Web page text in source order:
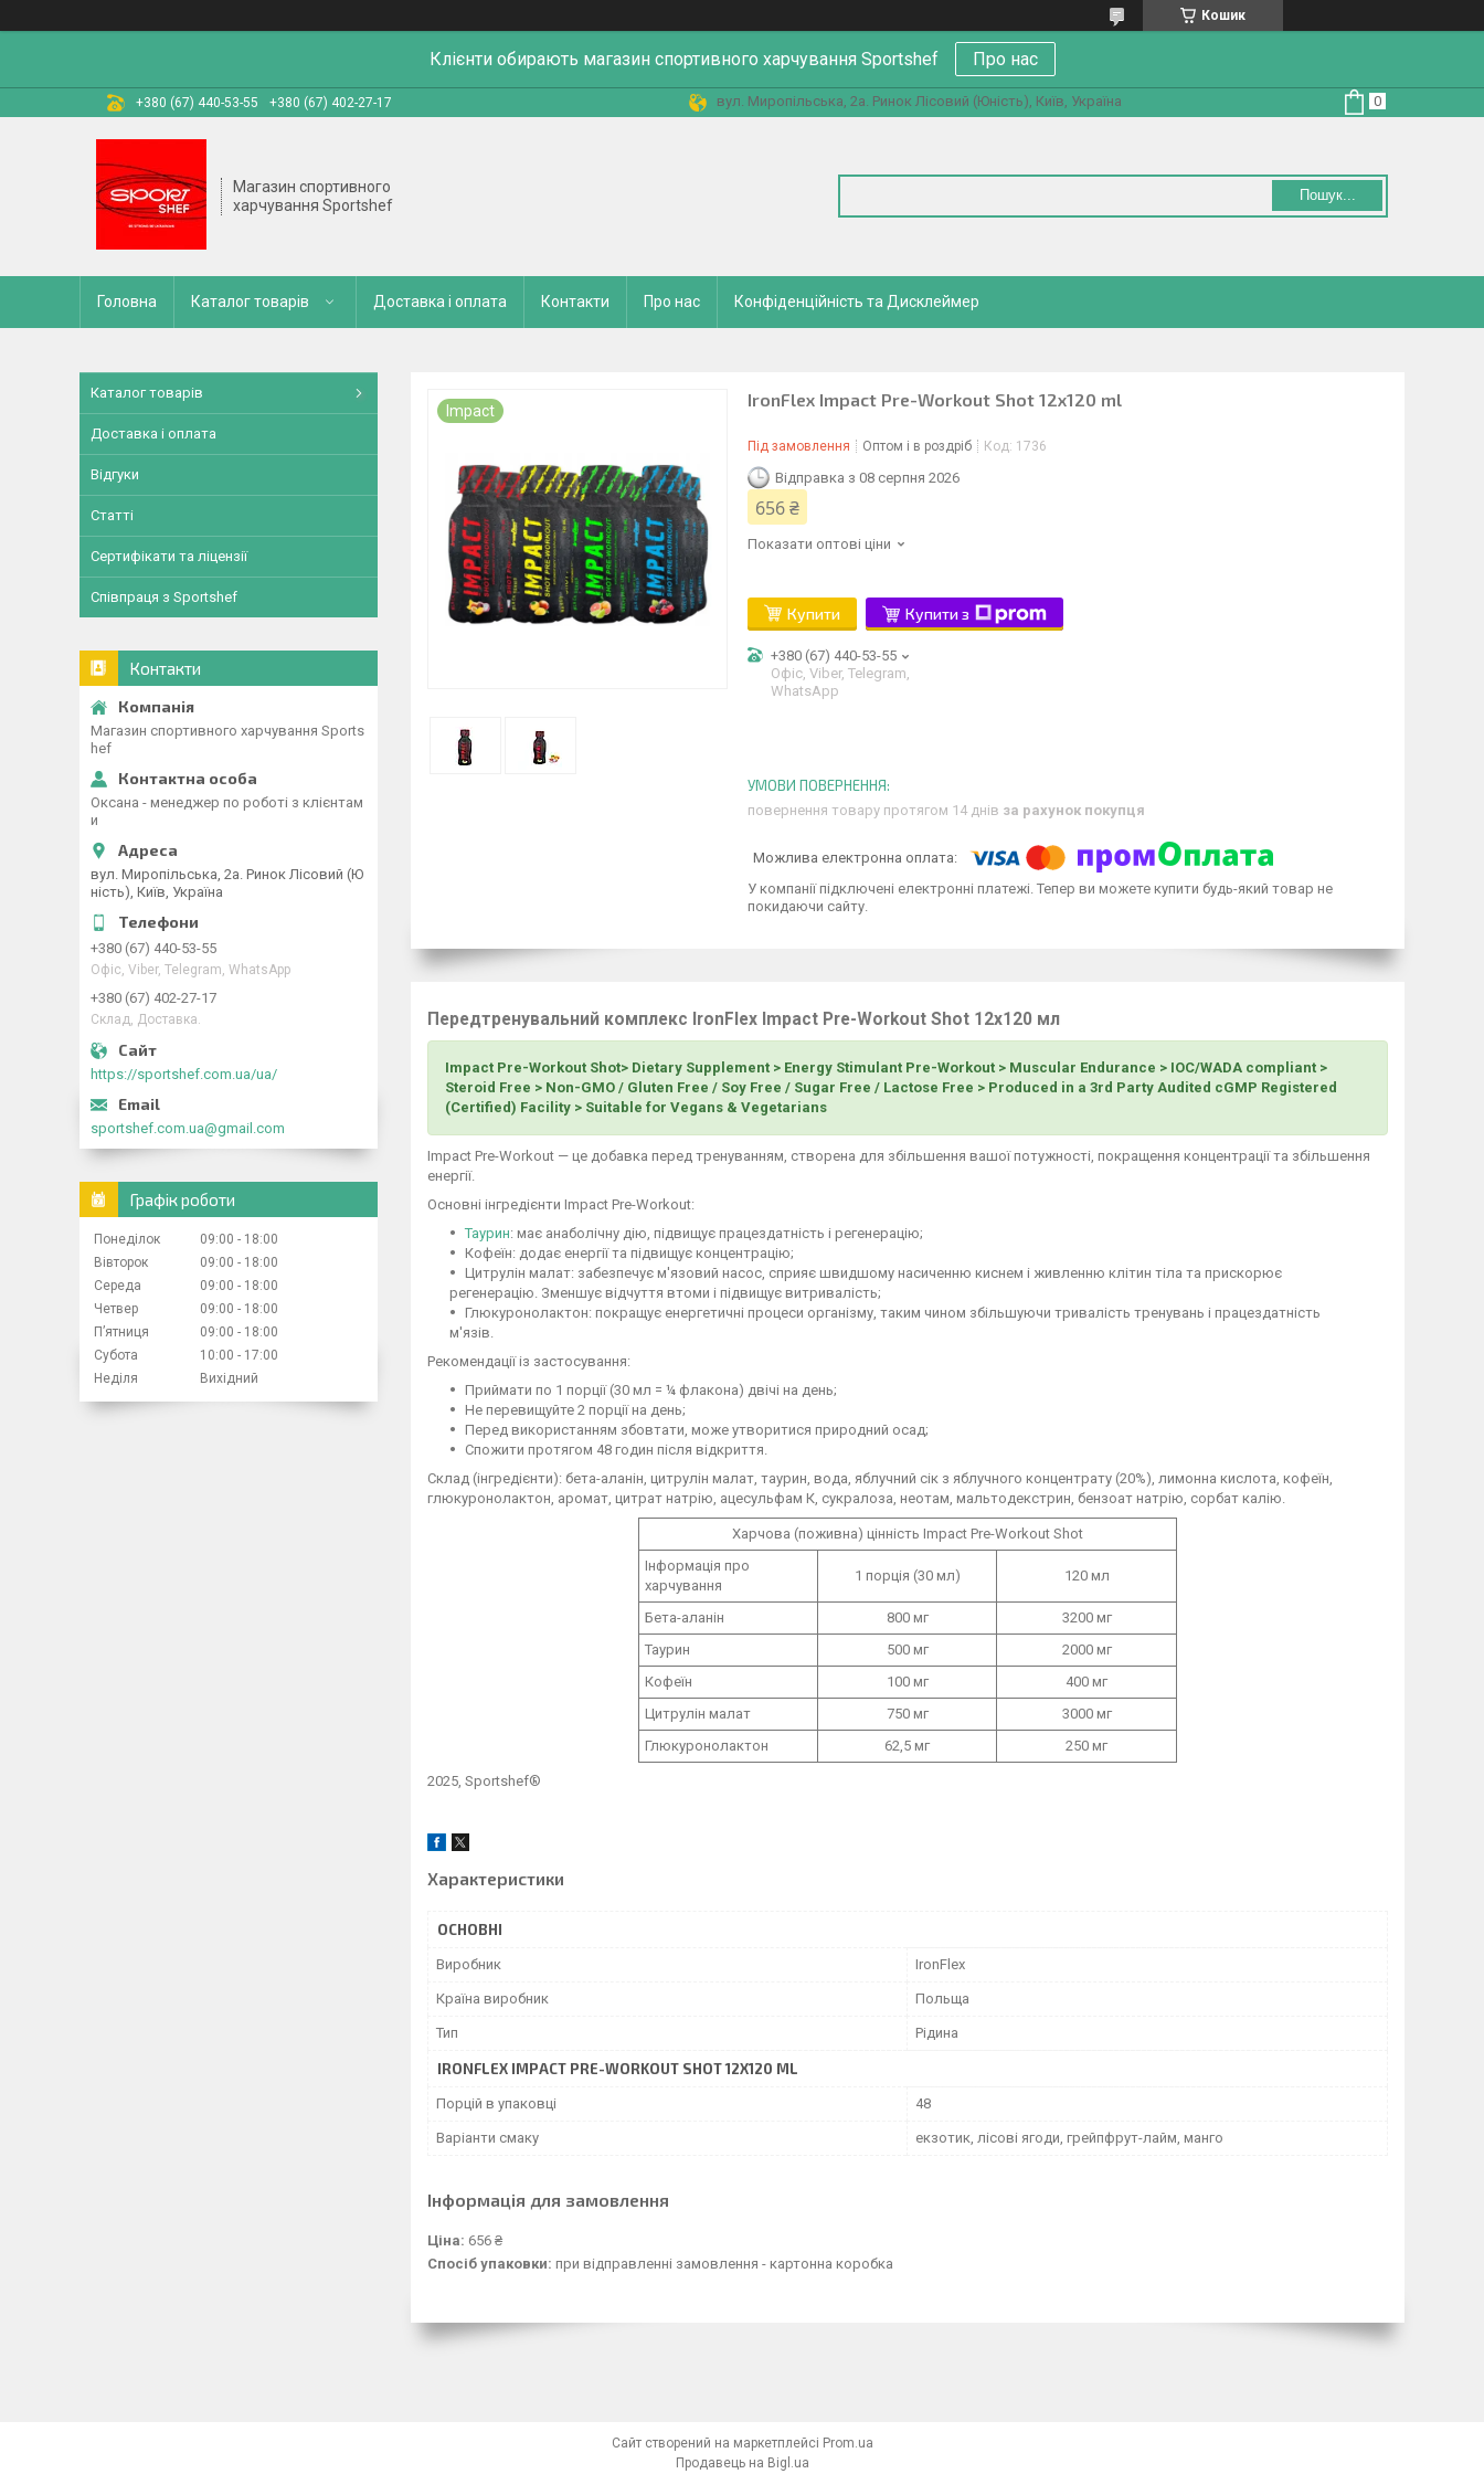
Кошик
Клієнти обирають магазин спортивного харчування Sportshef Про нас
+380 (67) 440-53-55 +380 (67) 402-27-17 вул. Миропільська, 2а. Ринок Лісовий (Юність), Київ, Україна
Магазин спортивного
харчування Sportshef
Пошук...
Головна Каталог товарів Доставка і оплата Контакти Про нас Конфіденційність та Дисклеймер
Impact
IronFlex Impact Pre-Workout Shot 12х120 ml
Під замовлення Оптом і в роздріб Код: 1736
Відправка з 08 серпня 2026
656 ₴
Показати оптові ціни
Купити Купити з
+380 (67) 440-53-55
Офіс, Viber, Telegram,
WhatsApp
повернення товару протягом 14 днів за рахунок покупця
У компанії підключені електронні платежі. Тепер ви можете купити будь-який товар не
покидаючи сайту.
Передтренувальний комплекс IronFlex Impact Pre-Workout Shot 12х120 мл
Impact Pre-Workout Shot> Dietary Supplement > Energy Stimulant Pre-Workout > Muscular Endurance > IOC/WADA compliant >
Steroid Free > Non-GMO / Gluten Free / Soy Free / Sugar Free / Lactose Free > Produced in a 3rd Party Audited cGMP Registered
(Certified) Facility > Suitable for Vegans & Vegetarians
Impact Pre-Workout — це добавка перед тренуванням, створена для збільшення вашої потужності, покращення концентрації та збільшення
енергії.
Основні інгредієнти Impact Pre-Workout:
Таурин: має анаболічну дію, підвищує працездатність і регенерацію;
Кофеїн: додає енергії та підвищує концентрацію;
Цитрулін малат: забезпечує м'язовий насос, сприяє швидшому насиченню киснем і живленню клітин тіла та прискорює
регенерацію. Зменшує відчуття втоми і підвищує витривалість;
Глюкуронолактон: покращує енергетичні процеси організму, таким чином збільшуючи тривалість тренувань і працездатність
м'язів.
Рекомендації із застосування:
Приймати по 1 порції (30 мл = ¼ флакона) двічі на день;
Не перевищуйте 2 порції на день;
Перед використанням збовтати, може утворитися природний осад;
Спожити протягом 48 годин після відкриття.
Склад (інгредієнти): бета-аланін, цитрулін малат, таурин, вода, яблучний сік з яблучного концентрату (20%), лимонна кислота, кофеїн,
глюкуронолактон, аромат, цитрат натрію, ацесульфам К, сукралоза, неотам, мальтодекстрин, бензоат натрію, сорбат калію.
Харчова (поживна) цінність Impact Pre-Workout Shot
Інформація про
харчування
1 порція (30 мл) 120 мл
Бета-аланін 800 мг
3200 мг
Таурин
500 мг
2000 мг
Кофеїн
100 мг
400 мг
Цитрулін малат
750 мг
3000 мг
Глюкуронолактон
62,5 мг 250 мг
2025, Sportshef®
Характеристики
ОСНОВНІ
Виробник IronFlex
Країна виробник Польща
Тип Рідина
IRONFLEX IMPACT PRE-WORKOUT SHOT 12Х120 ML
Порцій в упаковці 48
Варіанти смаку екзотик, лісові ягоди, грейпфрут-лайм, манго
Інформація для замовлення
Ціна: 656 ₴
Спосіб упаковки: при відправленні замовлення - картонна коробка
Каталог товарів
Доставка і оплата
Відгуки
Статті
Сертифікати та ліцензії
Співпраця з Sportshef
Контакти
Магазин спортивного харчування Sports
hef
Оксана - менеджер по роботі з клієнтам
и
вул. Миропільська, 2а. Ринок Лісовий (Ю
ність), Київ, Україна
+380 (67) 440-53-55
Офіс, Viber, Telegram, WhatsApp
+380 (67) 402-27-17
Склад, Доставка.
https://sportshef.com.ua/ua/
sportshef.com.ua@gmail.com
Графік роботи
Понеділок 09:00
18:00
Вівторок
09:00
18:00
Середа
09:00
18:00
Четвер
09:00
18:00
Пʼятниця
09:00
18:00
Субота
10:00
17:00
Неділя
Вихідний
Сайт створений на маркетплейсі Prom.ua
Продавець на Bigl.ua